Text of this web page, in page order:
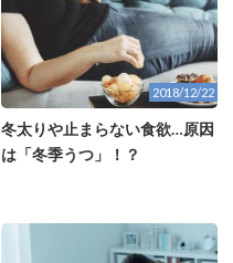
2018/12/22
冬太りや止まらない食欲…原因
は「冬季うつ」！？